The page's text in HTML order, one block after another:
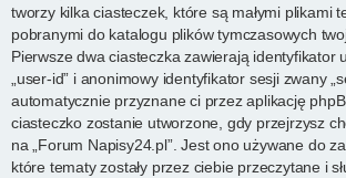
tworzy kilka ciasteczek, które są małymi plikami
pobranymi do katalogu plików tymczasowych
Pierwsze dwa ciasteczka zawierają identyfikator
„user-id” i anonimowy identyfikator sesji zwany
automatycznie przyznane ci przez aplikację
ciasteczko zostanie utworzone, gdy przejrzysz
na „Forum Napisy24.pl”. Jest ono używane do
które tematy zostały przez ciebie przeczytane i